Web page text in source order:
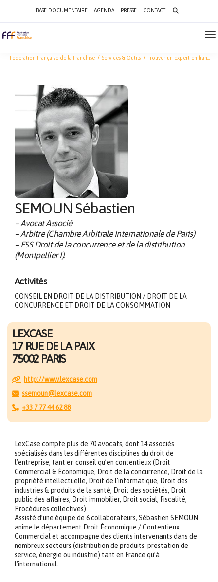
BASE DOCUMENTAIRE AGENDA PRESSE CONTACT
Search
for:
Fédération Française de la Franchise Services & Outils Trouver un expert en franchise
SEMOUN Sébastien
– Avocat Associé.
– Arbitre (Chambre Arbitrale Internationale de Paris)
– ESS Droit de la concurrence et de la distribution
(Mont­­pellier I).
Activités
CONSEIL EN DROIT DE LA DISTRIBUTION / DROIT DE LA
CONCURRENCE ET DROIT DE LA CONSOMMATION
LEXCASE
17 RUE DE LA PAIX
75002 PARIS
http://www.lexcase.com
ssemoun@lexcase.com
+33 7 77 44 62 88
LexCase compte plus de 70 avocats, dont 14 associés
spécialisés dans les différentes disciplines du droit de
l’entreprise, tant en conseil qu’en contentieux (Droit
Commercial & Économique, Droit de la concurrence, Droit de la
propriété intellectuelle, Droit de l’informatique, Droit des
industries & produits de la santé, Droit des sociétés, Droit
public des affaires, Droit immobilier, Droit social, Fiscalité,
Procédures collectives).
Assisté d’une équipe de 6 collaborateurs, Sébastien SEMOUN
anime le département Droit Économique / Contentieux
Commercial et accompagne des clients intervenants dans de
nombreux secteurs (distribution de produits, prestation de
service, énergie ou industrie) tant en France qu’à
l’international.